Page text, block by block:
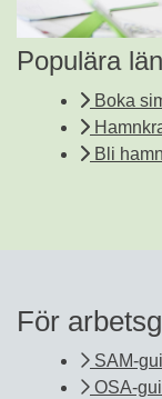
Populära
Boka
Bli
För
SAM-
OSA-